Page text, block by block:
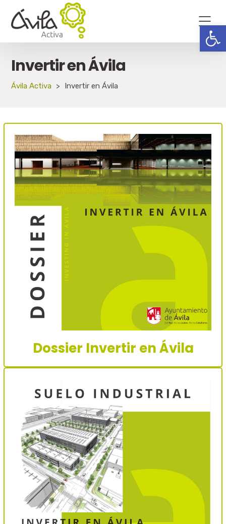
Invertir en Ávila
Ávila Activa > Invertir en Ávila
Dossier Invertir en Ávila